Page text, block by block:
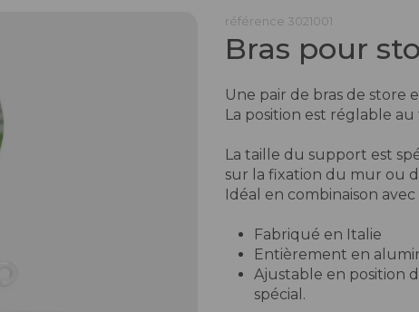
référence 3021001
Bras pour
Une pair de bras de store
La position est réglable
La taille du support est
sur la fixation du mur ou
Idéal en combinaison
Fabriqué en Italie
Entièrement en
Ajustable en position
spécial.